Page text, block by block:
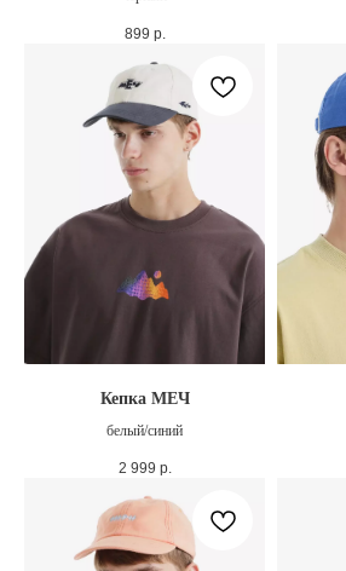
899 р.
Кепка МЕЧ
белый/синий
2 999 р.